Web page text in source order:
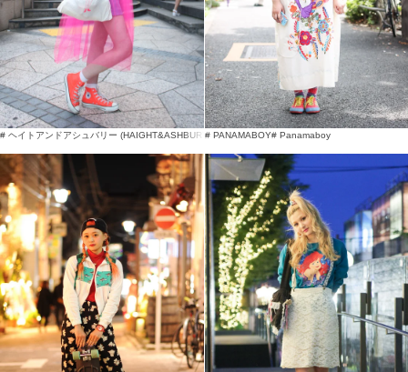
# ヘイトアンドアシュバリー (HAIGHT&ASHBURY) # パナマボーイ (PANAMA BOY)
# PANAMABOY# Panamaboy